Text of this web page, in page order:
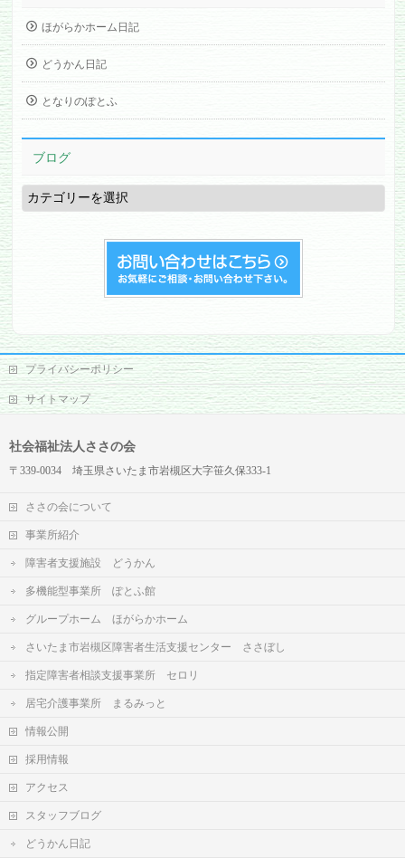
ほがらかホーム日記
どうかん日記
となりのぽとふ
ブログ
ブ
ロ
グ
プライバシーポリシー
サイトマップ
社会福祉法人ささの会
〒339-0034 埼玉県さいたま市岩槻区大字笹久保333-1
ささの会について
事業所紹介
障害者支援施設 どうかん
多機能型事業所 ぽとふ館
グループホーム ほがらかホーム
さいたま市岩槻区障害者生活支援センター ささぼし
指定障害者相談支援事業所 セロリ
居宅介護事業所 まるみっと
情報公開
採用情報
アクセス
スタッフブログ
どうかん日記